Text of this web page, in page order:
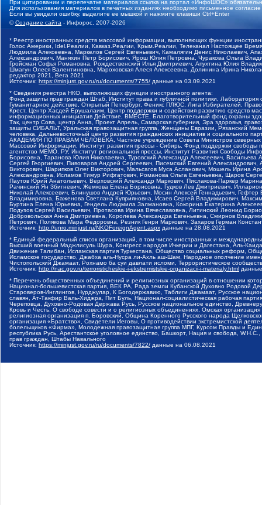
При цитировании и перепечатке материалов ссылка на портал «ИнфоШОС»
Для использования материалов в печатных изданиях необходимо письменное
Если вы увидели ошибку, выделите ее мышкой и нажмите клавиши Ctrl+Enter
©Создание сайта - Инфорос, 2007-2026
* Реестр иностранных средств массовой информации, выполняющих функции
Голос Америки, Idel.Реалии, Кавказ.Реалии, Крым.Реалии, Телеканал Настоящее
Людмила Алексеевна, Маркелов Сергей Евгеньевич, Камалягин Денис Николаевич,
Александрович, Маняхин Петр Борисович, Ярош Юлия Петровна, Чуракова Ольга
Гройсман Софья Романовна, Рождественский Илья Дмитриевич, Апухтина Юлия
Шмагун Олеся Валентиновна, Мароховская Алеся Алексеевна, Долинина Ирина
редактор 2021, Вега 2021
Источник: https://minjust.gov.ru/ru/documents/7755/ данные на 03.09.2021
* Сведения реестра НКО, выполняющих функции иностранного агента:
Фонд защиты прав граждан Штаб, Институт права и публичной политики,
Гуманитарное действие, Открытый Петербург, Феникс ПЛЮС, Лига Избирателей,
Крест, Центр Хасдей Ерушалаим, Центр поддержки и содействия развитию средств
информационных инициатив Действие, ВМЕСТЕ, Благотворительный фонд охраны
Так, центр Сова, центр Анна, Проект Апрель, Самарская губерния, Эра здоровья,
защиты СИБАЛЬТ, Уральская правозащитная группа, Женщины Евразии, Рязанский
человека, Дальневосточный центр развития гражданских инициатив и социального
АКАДЕМИЯ ПО ПРАВАМ ЧЕЛОВЕКА, Частное учреждение Совета Министров северных
Массовой Информации, Институт развития прессы - Сибирь, Фонд поддержки
агентство МЕМО. РУ, Институт региональной прессы, Институт Развития Свободы
Борисовна, Таранова Юлия Николаевна, Туровский Александр Алексеевич,
Сергей Георгиевич, Пивоваров Андрей Сергеевич, Писемский Евгений
Викторович, Шарипков Олег Викторович, Мальсагов Муса Асланович, Мошель Ирина
Александровна, Исламов Тимур Рифгатович, Романова Ольга Евгеньевна, Щаров
Паутов Юрий Анатольевич, Верховский Александр Маркович, Пислакова-Паркер
Рачинский Ян Збигневич, Жемкова Елена Борисовна, Гудков Лев Дмитриевич,
Николай Алексеевич, Блинушов Андрей Юрьевич, Мосин Алексей Геннадьевич,
Владимировна, Баженова Светлана Куприяновна, Исаев Сергей Владимирович,
Буртина Елена Юрьевна, Гендель Людмила Залмановна, Кокорина Екатерина
Подузов Сергей Васильевич, Протасова Ирина Вячеславовна, Литинский Леонид
Добровольская Анна Дмитриевна, Королева Александра Евгеньевна, Смирнов
Петрович, Полякова Мара Федоровна, Резник Генри Маркович, Захаров Герман
Источник: http://unro.minjust.ru/NKOForeignAgent.aspx данные на 28.08.2021
* Единый федеральный список организаций, в том числе иностранных и
Высший военный Маджлисуль Шура, Конгресс народов Ичкерии и Дагестана, Аль-
Движение Талибан, Исламская партия Туркестана, Общество социальных реформ,
Исламское государство, Джабха аль-Нусра ли-Ахль аш-Шам, Народное ополчение
Чистопольский Джамаат, Рохнамо ба суи давлати исломи, Террористическое
Источник: http://nac.gov.ru/terroristicheskie-i-ekstremistskie-organizacii-i-materialy.html
* Перечень общественных объединений и религиозных организаций в отношении
Национал-большевистская партия, ВЕК РА, Рада земли Кубанской Духовно Родовой
Староверов-Инглингов, Нурджулар, К Богодержавию, Таблиги Джамаат, Русское
славян, Ат-Такфир Валь-Хиджра, Пит Буль, Национал-социалистическая рабочая
Череповца, Духовно-Родовая Держава Русь, Русское национальное единство,
Кровь и Честь, О свободе совести и о религиозных объединениях, Омская
религиозная организация п. Боровский, Община Коренного Русского народа
организация «Братство», Свидетели Иеговы, О противодействии экстремистской
болельщиков «Фирма», Молодежная правозащитная группа МПГ, Курсом Правды и
республика Русь, Арестантское уголовное единство, Башкорт, Нация и свобода,
прав граждан, Штабы Навального
Источник: https://minjust.gov.ru/ru/documents/7822/ данные на 06.08.2021